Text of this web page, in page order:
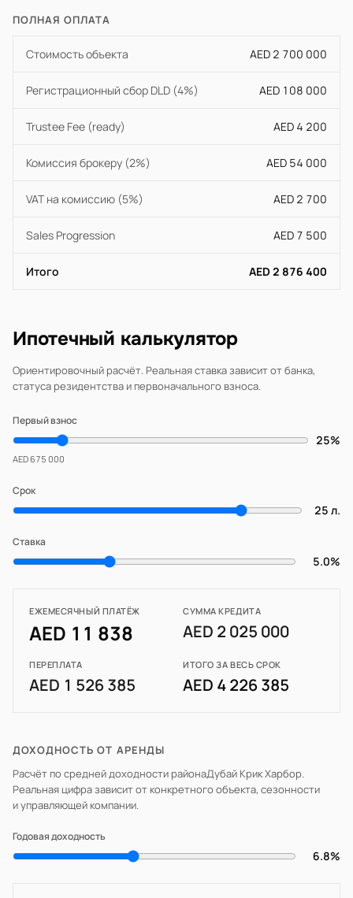
ПОЛНАЯ ОПЛАТА
Стоимость объекта AED 2 700 000
Регистрационный сбор DLD (4%) AED 108 000
Trustee Fee (ready) AED 4 200
Комиссия брокеру (2%) AED 54 000
VAT на комиссию (5%) AED 2 700
Sales Progression AED 7 500
Итого AED 2 876 400
Ипотечный калькулятор
Ориентировочный расчёт. Реальная ставка зависит от банка,
статуса резидентства и первоначального взноса.
Первый взнос
25%
AED 675 000
Срок
25 л.
Ставка
5.0%
ЕЖЕМЕСЯЧНЫЙ ПЛАТЁЖ
AED 11 838
СУММА КРЕДИТА
AED 2 025 000
ПЕРЕПЛАТА
AED 1 526 385
ИТОГО ЗА ВЕСЬ СРОК
AED 4 226 385
ДОХОДНОСТЬ ОТ АРЕНДЫ
Расчёт по средней доходности районаДубай Крик Харбор.
Реальная цифра зависит от конкретного объекта, сезонности
и управляющей компании.
Годовая доходность
6.8%